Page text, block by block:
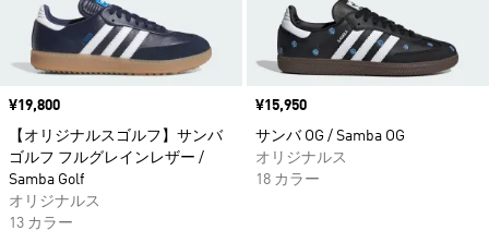
価格
¥19,800
【オリジナルスゴルフ】サンバ
ゴルフ フルグレインレザー /
Samba Golf
オリジナルス
13 カラー
価格
¥15,950
サンバ OG / Samba OG
オリジナルス
18 カラー